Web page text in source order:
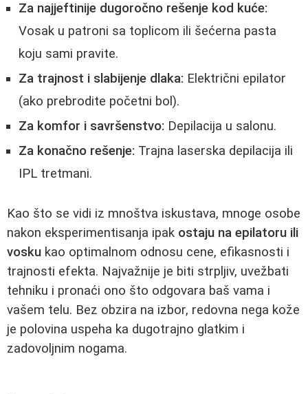
Za najjeftinije dugoročno rešenje kod kuće:
Vosak u patroni sa toplicom ili šećerna pasta
koju sami pravite.
Za trajnost i slabijenje dlaka: Električni epilator
(ako prebrodite početni bol).
Za komfor i savršenstvo: Depilacija u salonu.
Za konačno rešenje: Trajna laserska depilacija ili
IPL tretmani.
Kao što se vidi iz mnoštva iskustava, mnoge osobe
nakon eksperimentisanja ipak ostaju na epilatoru ili
vosku kao optimalnom odnosu cene, efikasnosti i
trajnosti efekta. Najvažnije je biti strpljiv, uvežbati
tehniku i pronaći ono što odgovara baš vama i
vašem telu. Bez obzira na izbor, redovna nega kože
je polovina uspeha ka dugotrajno glatkim i
zadovoljnim nogama.